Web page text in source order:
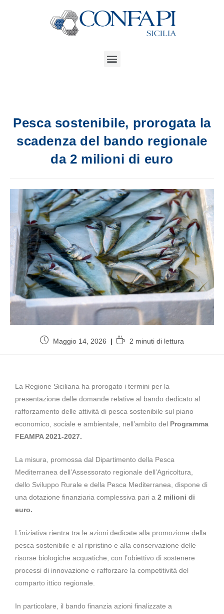
Pesca sostenibile, prorogata la
scadenza del bando regionale
da 2 milioni di euro
Maggio 14, 2026 2 minuti di lettura
La Regione Siciliana ha prorogato i termini per la
presentazione delle domande relative al bando dedicato al
rafforzamento delle attività di pesca sostenibile sul piano
economico, sociale e ambientale, nell’ambito del Programma
FEAMPA 2021-2027.
La misura, promossa dal Dipartimento della Pesca
Mediterranea dell’Assessorato regionale dell’Agricoltura,
dello Sviluppo Rurale e della Pesca Mediterranea, dispone di
una dotazione finanziaria complessiva pari a 2 milioni di
euro.
L’iniziativa rientra tra le azioni dedicate alla promozione della
pesca sostenibile e al ripristino e alla conservazione delle
risorse biologiche acquatiche, con l’obiettivo di sostenere
processi di innovazione e rafforzare la competitività del
comparto ittico regionale.
In particolare, il bando finanzia azioni finalizzate a